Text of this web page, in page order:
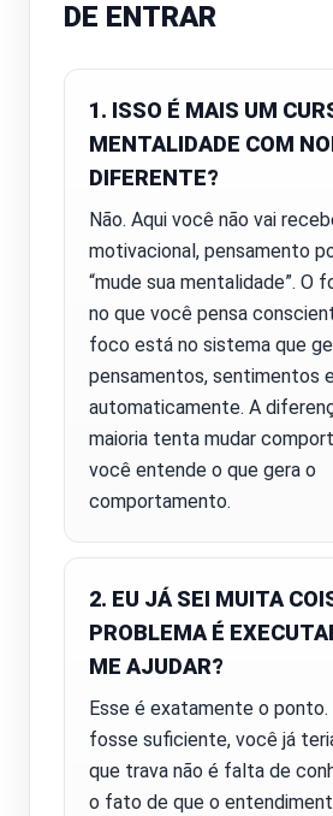
DE ENTRAR
1. ISSO É MAIS UM
MENTALIDADE COM
DIFERENTE?
Não. Aqui você não vai
motivacional, pensamento
“mude sua mentalidade”. O
no que você pensa
foco está no sistema que
pensamentos, sentimentos
automaticamente. A
maioria tenta mudar
você entende o que gera o
comportamento.
2. EU JÁ SEI MUITA
PROBLEMA É
ME AJUDAR?
Esse é exatamente o ponto.
fosse suficiente, você já
que trava não é falta de
o fato de que o